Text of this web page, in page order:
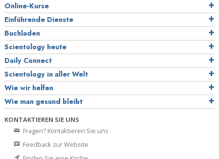
Online-Kurse
Einführende Dienste
Buchladen
Scientology heute
Daily Connect
Scientology in aller Welt
Wie wir helfen
Wie man gesund bleibt
KONTAKTIEREN SIE UNS
Fragen? Kontaktieren Sie uns
Feedback zur Website